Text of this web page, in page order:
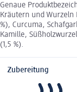
Genaue
Kräutern und Wurzeln
%), Curcuma,
Kamille,
(1,5 %).
Zubereitung